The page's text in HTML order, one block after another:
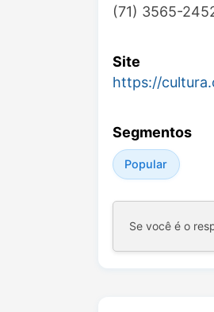
(71) 3565-
Site
https://
Segmentos
Popular
Se você é o